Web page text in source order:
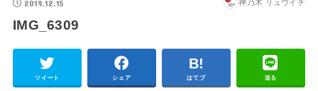
2019.12.15 神乃木 リュウイチ
IMG_6309
ツイート シェア はてブ 送る